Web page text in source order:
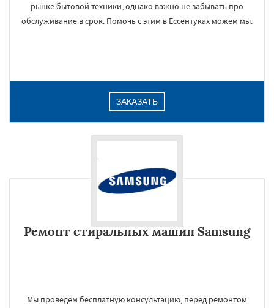
рынке бытовой техники, однако важно не забывать про
обслуживание в срок. Помочь с этим в Ессентуках можем мы.
ЗАКАЗАТЬ
Ремонт стиральных машин Samsung
Мы проведем бесплатную консультацию, перед ремонтом